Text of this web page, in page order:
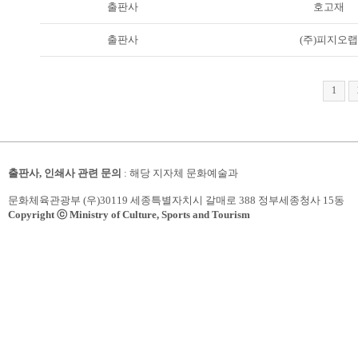
출판사 호고재
출판사 (주)피지오랩
1
출판사, 인쇄사 관련 문의 : 해당 지자체 문화예술과
문화체육관광부 (우)30119 세종특별자치시 갈매로 388 정부세종청사 15동
Copyright ⓒ Ministry of Culture, Sports and Tourism